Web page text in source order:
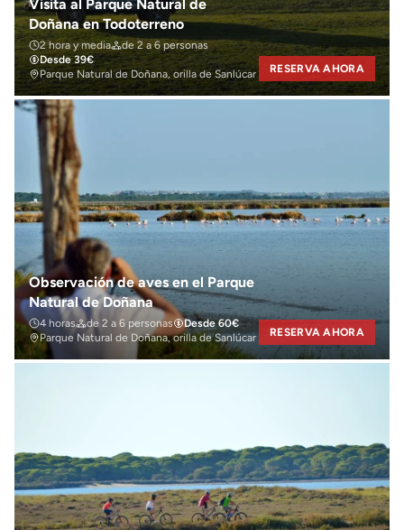
Visita al Parque Natural de
Doñana en Todoterreno
2 hora y media
de 2 a 6 personas
Desde 39€
Parque Natural de Doñana, orilla de Sanlúcar
RESERVA AHORA
Observación de aves en el Parque
Natural de Doñana
4 horas de 2 a 6 personas
Desde 60€
Parque Natural de Doñana, orilla de Sanlúcar
RESERVA AHORA